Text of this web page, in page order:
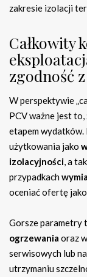
zakresie izolacji
Całkowity
zgodność z
W perspektywie
PCV ważne jest
etapem
użytkowania jako
izolacyjności, a
przypadkach
oceniać ofertę
Gorsze parametry
ogrzewania oraz
serwisowych lub
utrzymaniu